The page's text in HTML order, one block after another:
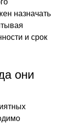
назначать
и срок
они